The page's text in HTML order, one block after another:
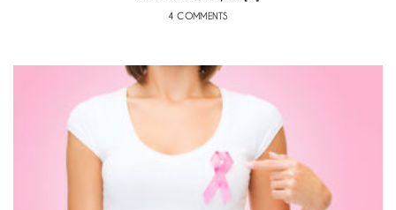
4 COMMENTS